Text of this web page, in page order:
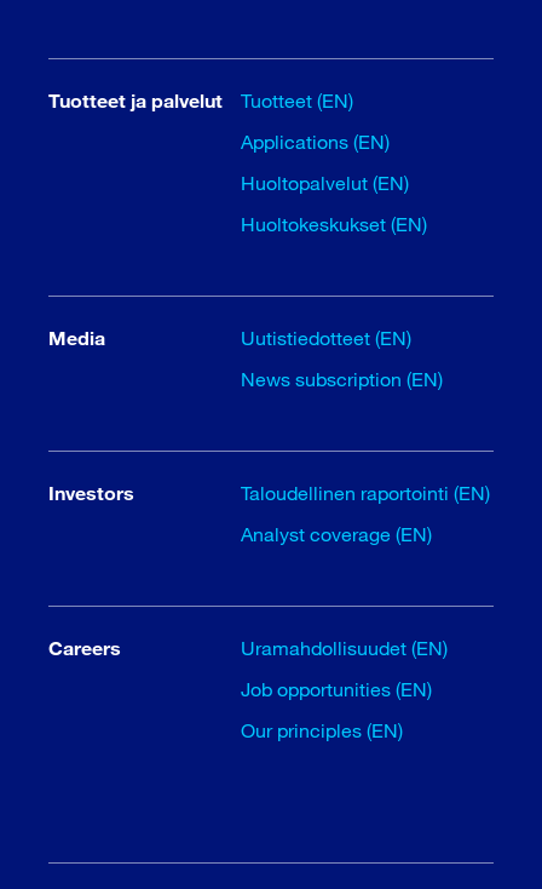
Tuotteet ja palvelut
Tuotteet (EN)
Applications (EN)
Huoltopalvelut (EN)
Huoltokeskukset (EN)
Media
Uutistiedotteet (EN)
News subscription (EN)
Investors
Taloudellinen raportointi (EN)
Analyst coverage (EN)
Careers
Uramahdollisuudet (EN)
Job opportunities (EN)
Our principles (EN)